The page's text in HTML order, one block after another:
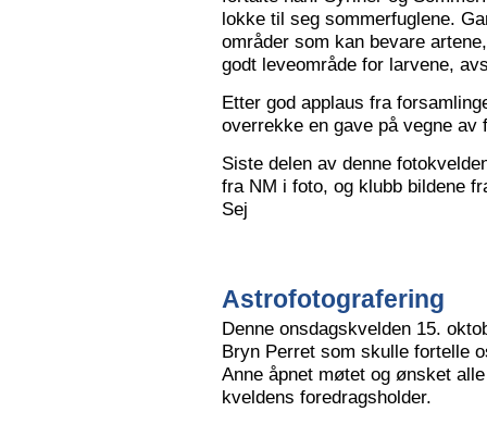
lokke til seg sommerfuglene.
områder som kan bevare
godt leveområde for larvene,
Etter god applaus fra
overrekke en gave på vegne av
Siste delen av denne
fra NM i foto, og klubb bildene
Sej
Astrofotografering
Denne onsdagskvelden 15.
Bryn Perret som skulle fortelle
Anne åpnet møtet og ønsket
kveldens foredragsholder.